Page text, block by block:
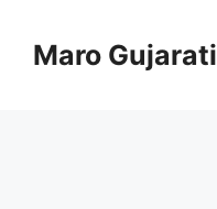
contentMaro Gujarati